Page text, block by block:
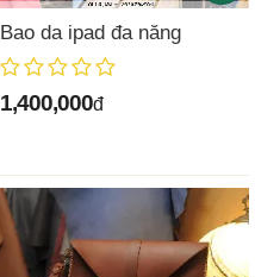
Bao da ipad đa năng
1,400,000đ